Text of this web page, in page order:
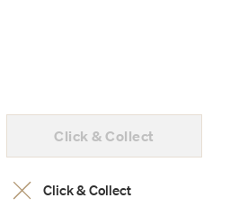
Click & Collect
Click & Collect